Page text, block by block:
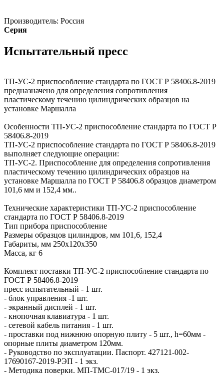
Производитель: Россия
Серия
Испытательный пресс
ТП-УС-2 приспособление стандарта по ГОСТ Р 58406.8-2019
предназначено для определения сопротивления
пластическому течению цилиндрических образцов на
установке Маршалла
Особенности ТП-УС-2 приспособление стандарта по ГОСТ Р
58406.8-2019
ТП-УС-2 приспособление стандарта по ГОСТ Р 58406.8-2019
выполняет следующие операции:
ТП-УС-2. Приспособление для определения сопротивления
пластическому течению цилиндрических образцов на
установке Маршалла по ГОСТ Р 58406.8 образцов диаметром
101,6 мм и 152,4 мм..
Технические характеристики ТП-УС-2 приспособление
стандарта по ГОСТ Р 58406.8-2019
Тип прибора приспособление
Размеры образцов цилиндров, мм 101,6, 152,4
Габариты, мм 250х120х350
Масса, кг 6
Комплект поставки ТП-УС-2 приспособление стандарта по
ГОСТ Р 58406.8-2019
пресс испытательный - 1 шт.
- блок управления -1 шт.
- экранный дисплей - 1 шт.
- кнопочная клавиатура - 1 шт.
- сетевой кабель питания - 1 шт.
- проставки под нижнюю опорную плиту - 5 шт., h=60мм -
опорные плиты диаметром 120мм.
- Руководство по эксплуатации. Паспорт. 427121-002-
17690167-2019-РЭП - 1 экз.
- Методика поверки. МП-ТМС-017/19 - 1 экз.